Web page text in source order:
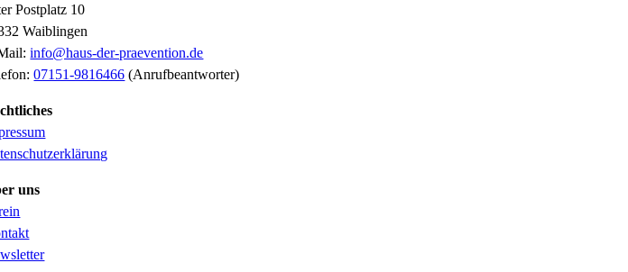
Postplatz 10
Waiblingen
info@haus-der-praevention.de
07151-9816466 (Anrufbeantworter)
uns